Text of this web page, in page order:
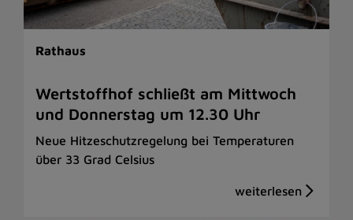
Rathaus
Wertstoffhof schließt am Mittwoch
und Donnerstag um 12.30 Uhr
Neue Hitzeschutzregelung bei Temperaturen
über 33 Grad Celsius